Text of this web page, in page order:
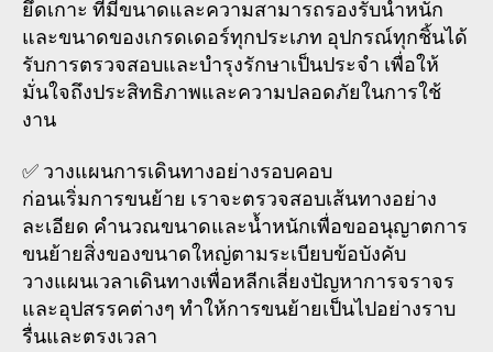
ยึดเกาะ ที่มีขนาดและความสามารถรองรับน้ำหนัก
และขนาดของเกรดเดอร์ทุกประเภท อุปกรณ์ทุกชิ้นได้
รับการตรวจสอบและบำรุงรักษาเป็นประจำ เพื่อให้
มั่นใจถึงประสิทธิภาพและความปลอดภัยในการใช้
งาน
✅ วางแผนการเดินทางอย่างรอบคอบ
ก่อนเริ่มการขนย้าย เราจะตรวจสอบเส้นทางอย่าง
ละเอียด คำนวณขนาดและน้ำหนักเพื่อขออนุญาตการ
ขนย้ายสิ่งของขนาดใหญ่ตามระเบียบข้อบังคับ
วางแผนเวลาเดินทางเพื่อหลีกเลี่ยงปัญหาการจราจร
และอุปสรรคต่างๆ ทำให้การขนย้ายเป็นไปอย่างราบ
รื่นและตรงเวลา